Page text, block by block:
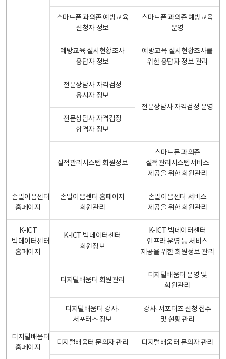
스마트폰 과의존 예방교육
신청자 정보
스마트폰 과의존 예방교육
운영
예방교육 실시현황조사
응답자 정보
예방교육 실시현황조사를
위한 응답자 정보 관리
전문상담사 자격검정
응시자 정보
전문상담사 자격검정 운영
전문상담사 자격검정
합격자 정보
실적관리시스템 회원정보
스마트폰 과의존
실적관리시스템서비스
제공을 위한 회원관리
손말이음센터
홈페이지
손말이음센터 홈페이지
회원관리
손말이음센터 서비스
제공을 위한 회원관리
K-ICT
빅데이터센터
홈페이지
K-ICT 빅데이터센터
회원정보
K-ICT 빅데이터센터
인프라 운영 등 서비스
제공을 위한 회원정보 관리
디지털배움터
홈페이지
디지털배움터 회원관리
디지털배움터 운영 및
회원관리
디지털배움터 강사·
서포터즈 정보
강사·서포터즈 신청 접수
및 현황 관리
디지털배움터 문의자 관리 디지털배움터 문의자 관리